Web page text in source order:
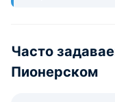
Часто
Пионерском